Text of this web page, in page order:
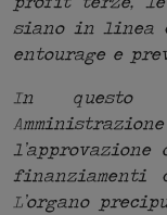
siano in linea
entourage e
In questo
finanziamenti
L’organo